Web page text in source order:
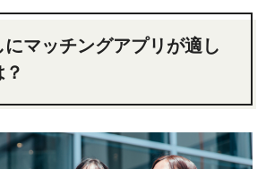
マッチングアプリが適し